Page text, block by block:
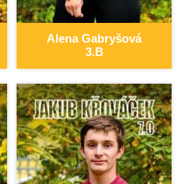
Alena Gabryšová
3.B